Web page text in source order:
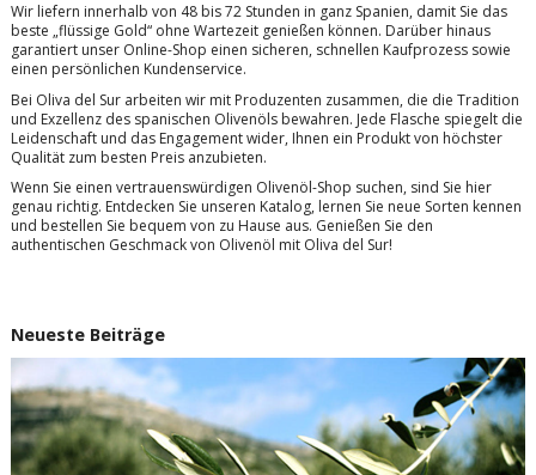
Wir liefern innerhalb von 48 bis 72 Stunden in ganz Spanien, damit Sie das
beste „flüssige Gold“ ohne Wartezeit genießen können. Darüber hinaus
garantiert unser Online-Shop einen sicheren, schnellen Kaufprozess sowie
einen persönlichen Kundenservice.
Bei Oliva del Sur arbeiten wir mit Produzenten zusammen, die die Tradition
und Exzellenz des spanischen Olivenöls bewahren. Jede Flasche spiegelt die
Leidenschaft und das Engagement wider, Ihnen ein Produkt von höchster
Qualität zum besten Preis anzubieten.
Wenn Sie einen vertrauenswürdigen Olivenöl-Shop suchen, sind Sie hier
genau richtig. Entdecken Sie unseren Katalog, lernen Sie neue Sorten kennen
und bestellen Sie bequem von zu Hause aus. Genießen Sie den
authentischen Geschmack von Olivenöl mit Oliva del Sur!
Neueste Beiträge